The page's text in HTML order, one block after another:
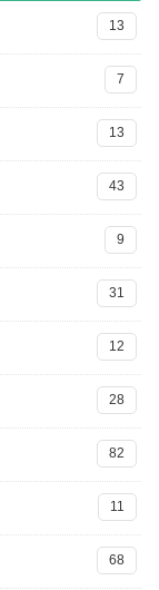
13
7
13
43
9
31
12
28
82
11
68